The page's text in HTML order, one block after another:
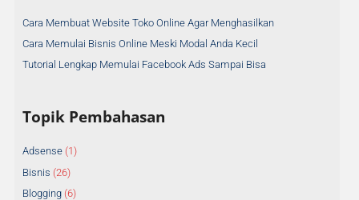
Cara Membuat Website Toko Online Agar Menghasilkan
Cara Memulai Bisnis Online Meski Modal Anda Kecil
Tutorial Lengkap Memulai Facebook Ads Sampai Bisa
Topik Pembahasan
Adsense (1)
Bisnis (26)
Blogging (6)
i
p
A
e
l